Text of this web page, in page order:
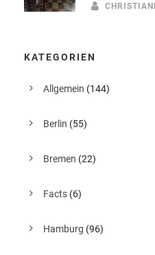
KATEGORIEN
Allgemein (144)
Berlin (55)
Bremen (22)
Facts (6)
Hamburg (96)